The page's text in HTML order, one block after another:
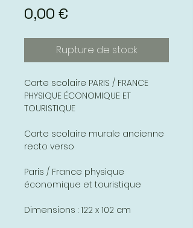
0,00 €
Rupture de stock
Carte scolaire PARIS / FRANCE
PHYSIQUE ÉCONOMIQUE ET
TOURISTIQUE
Carte scolaire murale ancienne
recto verso
Paris / France physique
économique et touristique
Dimensions : 122 x 102 cm